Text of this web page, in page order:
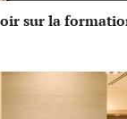
sur la